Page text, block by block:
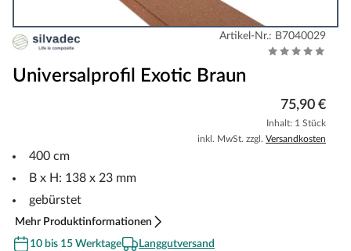
Artikel-Nr.: B7040029
Universalprofil Exotic Braun
75,90 €
Inhalt: 1 Stück
inkl. MwSt. zzgl. Versandkosten
400 cm
B x H: 138 x 23 mm
gebürstet
Mehr Produktinformationen
10 bis 15 Werktage
Langgutversand